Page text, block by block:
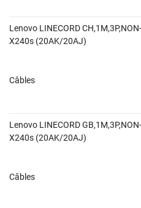
Lenovo LINECORD
X240s (20AK/20AJ)
Câbles
Lenovo LINECORD
X240s (20AK/20AJ)
Câbles